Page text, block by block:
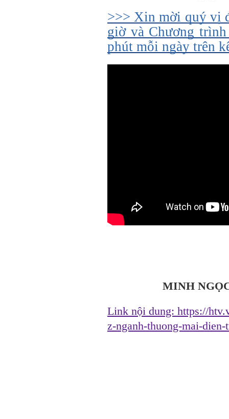
>>> Xin mời quý vị
giờ và Chương
phút mỗi ngày trên
MINH
Link nội dung: https://
z-nganh-thuong-mai-